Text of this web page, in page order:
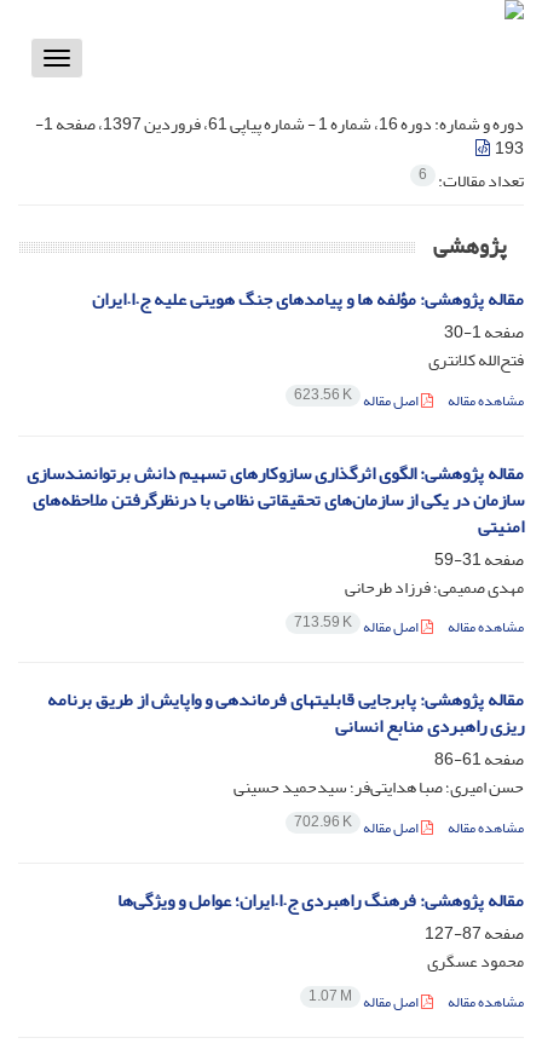
Toggle
دوره و شماره:
دوره 16، شماره 1 - شماره پیاپی 61، فروردین 1397، صفحه 1-
193
تعداد مقالات: 6
پژوهشی
مقاله پژوهشی: مؤلفه‏ ها و پیامدهای جنگ هویتی علیه ج.ا.ایران
صفحه1-30
فتح‌الله کلانتری
مشاهده مقاله اصل مقاله 623.56 K
مقاله پژوهشی: الگوی اثرگذاری سازوکارهای تسهیم دانش برتوانمندسازی
سازمان در یکی از سازمان‌های تحقیقاتی نظامی با درنظرگرفتن ملاحظه‌های
امنیتی
صفحه31-59
مهدی صمیمی؛ فرزاد طرحانی
مشاهده مقاله اصل مقاله 713.59 K
مقاله پژوهشی: پابرجایی قابلیت‏های فرماندهی و واپایش از طریق برنامه‏
ریزی راهبردی منابع انسانی
صفحه61-86
حسن امیری؛ صبا هدایتی‌فر؛ سیدحمید حسینی
مشاهده مقاله اصل مقاله 702.96 K
مقاله پژوهشی: فرهنگ راهبردی ج.ا.ایران؛ عوامل و ویژگی‌ها
صفحه87-127
محمود عسگری
مشاهده مقاله اصل مقاله 1.07 M